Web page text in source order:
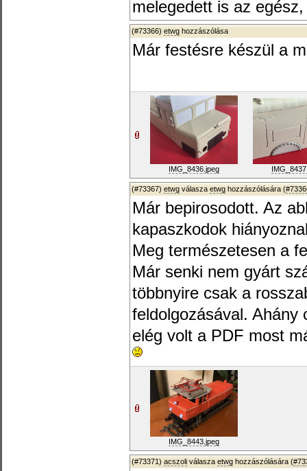
melegedett is az
(#73366) etwg hozzászólása
Már festésre készül a
IMG_8436.jpeg
(#73367) etwg válasza etwg hozzászólására (
Már bepirosodott. Az
kapaszkodok
Meg természetesen a
Már senki nem gyárt
többnyire csak a
feldolgozásával. Ahány
elég volt a PDF most
IMG_8443.jpeg
(#73371) acszoli válasza etwg hozzászólására (